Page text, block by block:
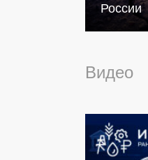
России
Видео